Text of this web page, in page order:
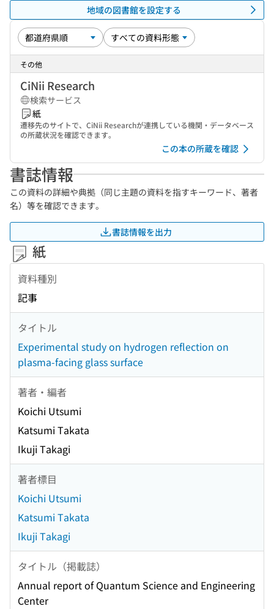
地域の図書館を設定する
その他
CiNii Research
検索サービス
紙
遷移先のサイトで、CiNii Researchが連携している機関・データベース
の所蔵状況を確認できます。
この本の所蔵を確認
書誌情報
この資料の詳細や典拠（同じ主題の資料を指すキーワード、著者
名）等を確認できます。
書誌情報を出力
紙
資料種別
記事
タイトル
Experimental study on hydrogen reflection on
plasma-facing glass surface
著者・編者
Koichi Utsumi
Katsumi Takata
Ikuji Takagi
著者標目
Koichi Utsumi
Katsumi Takata
Ikuji Takagi
タイトル（掲載誌）
Annual report of Quantum Science and Engineering
Center